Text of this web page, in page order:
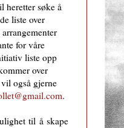
heretter søke å
liste over
for våre
liste opp
over
også gjerne
.
til å skape